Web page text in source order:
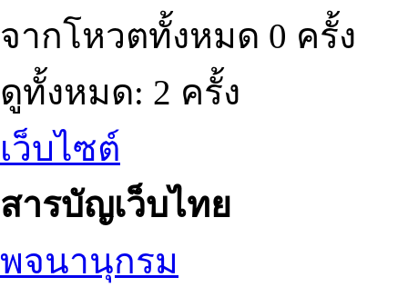
จากโหวตทั้งหมด 0 ครั้ง
ดูทั้งหมด: 2 ครั้ง
เว็บไซต์
สารบัญเว็บไทย
พจนานุกรม